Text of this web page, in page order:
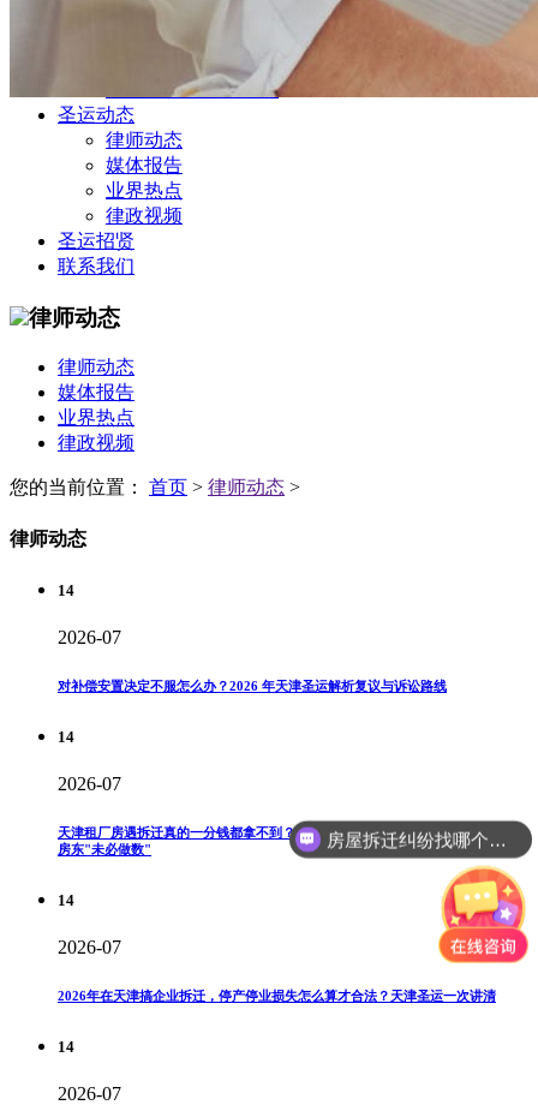
金融证券部
海事海商部
刑事诉讼部
知识产权法律业务部
圣运动态
律师动态
媒体报告
业界热点
律政视频
圣运招贤
联系我们
律师动态
律师动态
媒体报告
业界热点
律政视频
您的当前位置： 首页 > 律师动态 >
律师动态
14
2026-07
对补偿安置决定不服怎么办？2026 年天津圣运解析复议与诉讼路线
14
2026-07
天津租厂房遇拆迁真的一分钱都拿不到？2026天津圣运告诉你：合同写"补偿归
房东"未必做数"
14
2026-07
2026年在天津搞企业拆迁，停产停业损失怎么算才合法？天津圣运一次讲清
14
2026-07
房屋拆迁纠纷找哪个部门？